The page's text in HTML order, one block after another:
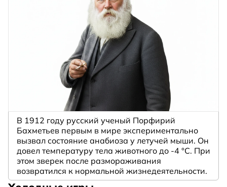
В 1912 году русский ученый Порфирий
Бахметьев первым в мире экспериментально
вызвал состояние анабиоза у летучей мыши. Он
довел температуру тела животного до -4 °C. При
этом зверек после размораживания
возвратился к нормальной жизнедеятельности.